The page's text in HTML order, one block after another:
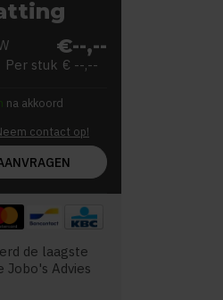
€--,--
Per stuk € --,--
na akkoord
contact op!
de laagste
Jobo's Advies